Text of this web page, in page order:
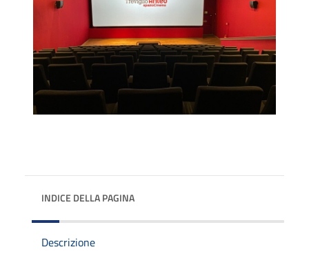
INDICE DELLA PAGINA
Descrizione